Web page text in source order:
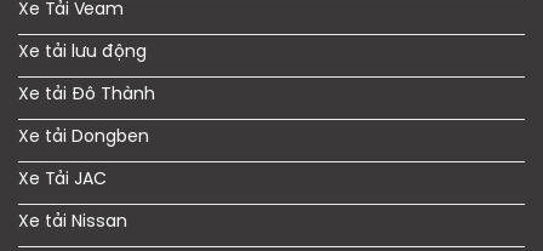
Xe Tải Veam
Xe tải lưu động
Xe tải Đô Thành
Xe tải Dongben
Xe Tải JAC
Xe tải Nissan